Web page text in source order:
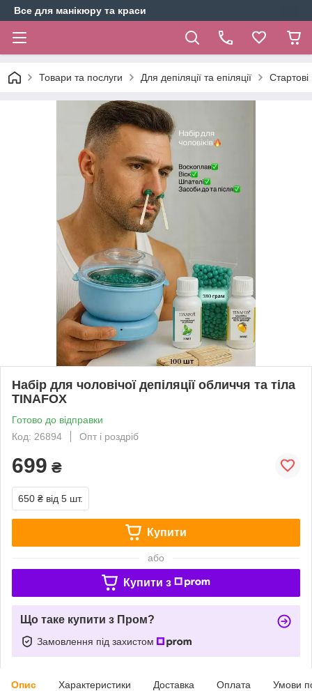
Все для манікюру та краси
Товари та послуги Для депіляції та епіляції
Набір для чоловічої депіляції обличчя та тіла
TINAFOX
Готово до відправки
Код: 26894
Опт і роздріб
699 ₴
650 ₴ від 5 шт.
Купити
або
Купити з
Що таке купити з Пром?
Замовлення під захистом
Опис Характеристики Доставка Оплата Умови